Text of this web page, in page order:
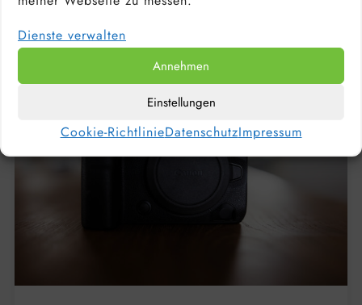
Dienste verwalten
Annehmen
Einstellungen
Cookie-RichtlinieDatenschutzImpressum